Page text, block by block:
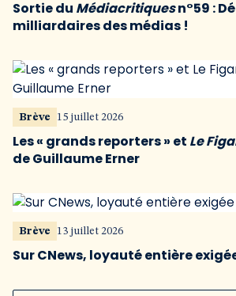
Sortie du Médiacritiquesn°59 :
milliardaires des médias !
Brève 15 juillet 2026
Les « grands reporters » et Le
de Guillaume Erner
Brève 13 juillet 2026
Sur CNews, loyauté entière